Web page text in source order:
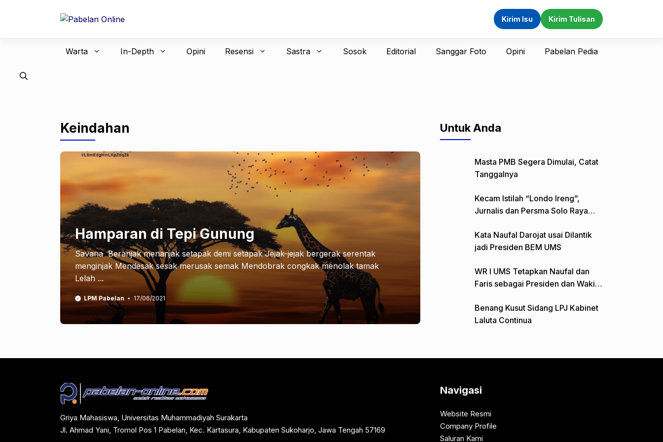
Kirim Isu Kirim Tulisan
Warta In-Depth Opini Resensi Sastra Sosok Editorial Sanggar Foto Opini Pabelan Pedia
Keindahan
Hamparan di Tepi Gunung
Savana Beranjak menanjak setapak demi setapak Jejak-jejak bergerak serentak
menginjak Mendesak sesak merusak semak Mendobrak congkak menolak tamak
Lelah ...
LPM Pabelan 17/06/2021
Untuk Anda
Masta PMB Segera Dimulai, Catat
Tanggalnya
Kecam Istilah “Londo Ireng”,
Jurnalis dan Persma Solo Raya
Kata Naufal Darojat usai Dilantik
jadi Presiden BEM UMS
WR I UMS Tetapkan Naufal dan
Faris sebagai Presiden dan Wakil
Benang Kusut Sidang LPJ Kabinet
Laluta Continua
Griya Mahasiswa, Universitas Muhammadiyah Surakarta
Jl. Ahmad Yani, Tromol Pos 1 Pabelan, Kec. Kartasura, Kabupaten Sukoharjo, Jawa Tengah 57169
Navigasi
Website Resmi
Company Profile
Saluran Kami